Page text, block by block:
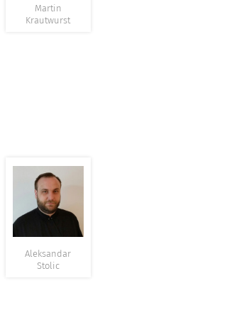
Martin
Krautwurst
Aleksandar
Stolic